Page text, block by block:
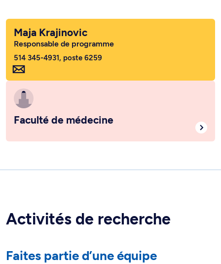
Maja Krajinovic
Responsable de programme
514 345-4931, poste 6259
Faculté de médecine
Activités de recherche
Faites partie d’une équipe